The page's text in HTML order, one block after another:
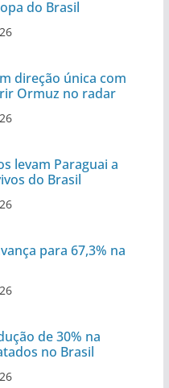
do Brasil
direção única com
Ormuz no radar
levam Paraguai a
do Brasil
para 67,3% na
de 30% na
no Brasil